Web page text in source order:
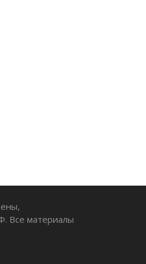
Все материалы